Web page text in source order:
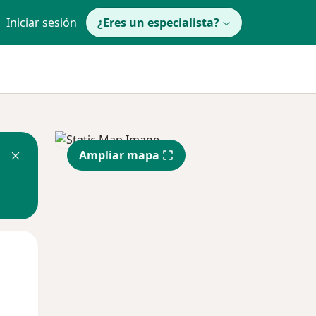
Iniciar sesión ¿Eres un especialista?
Ampliar mapa